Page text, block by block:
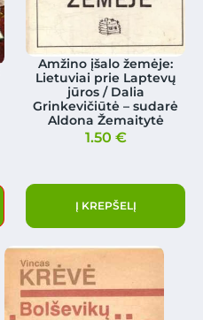
Amžino įšalo žemėje:
Lietuviai prie Laptevų
jūros / Dalia
Grinkevičiūtė – sudarė
Aldona Žemaitytė
1.50 €
Į KREPŠELĮ